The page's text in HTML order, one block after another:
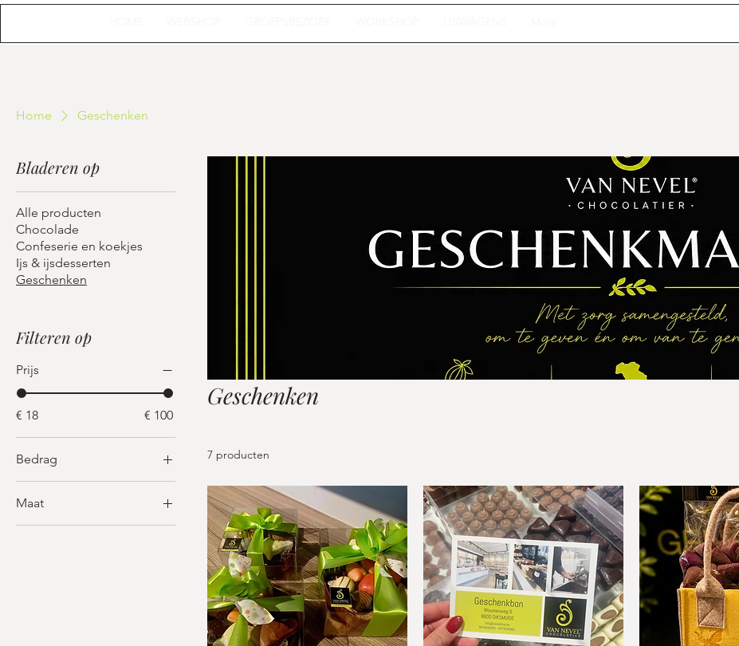
Home Geschenken
Bladeren op
Alle producten
Chocolade
Confeserie en koekjes
Ijs & ijsdesserten
Geschenken
Filteren op
Prijs
€ 18 € 100
Bedrag
Maat
Geschenken
7 producten